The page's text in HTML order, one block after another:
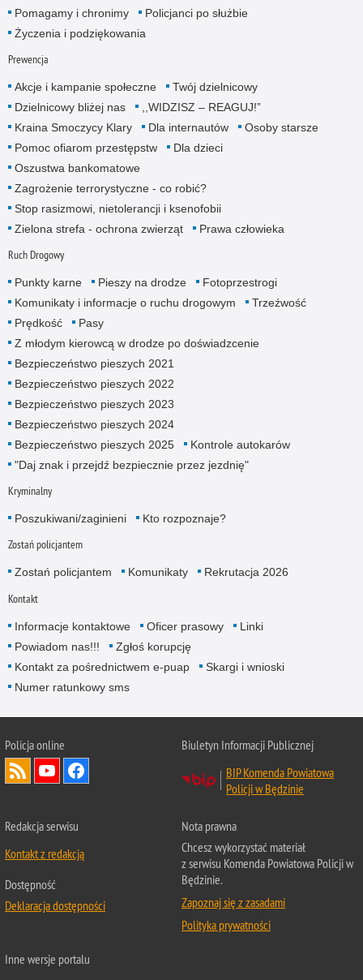
Pomagamy i chronimy
Policjanci po służbie
Życzenia i podziękowania
Prewencja
Akcje i kampanie społeczne
Twój dzielnicowy
Dzielnicowy bliżej nas
,,WIDZISZ – REAGUJ!”
Kraina Smoczycy Klary
Dla internautów
Osoby starsze
Pomoc ofiarom przestępstw
Dla dzieci
Oszustwa bankomatowe
Zagrożenie terrorystyczne - co robić?
Stop rasizmowi, nietolerancji i ksenofobii
Zielona strefa - ochrona zwierząt
Prawa człowieka
Ruch Drogowy
Punkty karne Pieszy na drodze
Fotoprzestrogi
Komunikaty i informacje o ruchu drogowym
Trzeźwość
Prędkość
Pasy
Z młodym kierowcą w drodze po doświadzcenie
Bezpieczeństwo pieszych 2021
Bezpieczeństwo pieszych 2022
Bezpieczeństwo pieszych 2023
Bezpieczeństwo pieszych 2024
Bezpieczeństwo pieszych 2025
Kontrole autokarów
"Daj znak i przejdź bezpiecznie przez jezdnię"
Kryminalny
Poszukiwani/zaginieni Kto rozpoznaje?
Zostań policjantem
Zostań policjantem Komunikaty Rekrutacja 2026
Kontakt
Informacje kontaktowe Oficer prasowy
Linki
Powiadom nas!!!
Zgłoś korupcję
Kontakt za pośrednictwem e-puap
Skargi i wnioski
Numer ratunkowy sms
Policja online
Biuletyn Informacji Publicznej
BIP Komenda Powiatowa
Policji w Będzinie
Redakcja serwisu
Kontakt z redakcją
Dostępność
Deklaracja dostępności
Nota prawna
Chcesz wykorzystać materiał
z serwisu Komenda Powiatowa Policji w
Będzinie.
Zapoznaj się z zasadami
Polityka prywatności
Inne wersje portalu